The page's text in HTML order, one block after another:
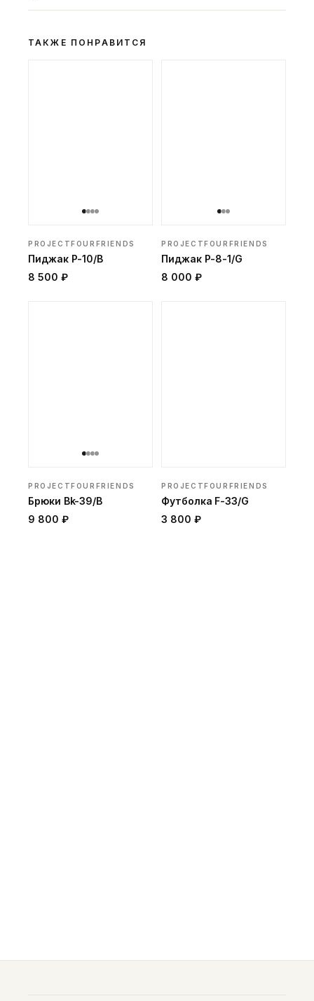
ТАКЖЕ ПОНРАВИТСЯ
PROJECTFOURFRIENDS
Пиджак P-10/B
8 500 ₽
PROJECTFOURFRIENDS
Пиджак P-8-1/G
8 000 ₽
PROJECTFOURFRIENDS
Брюки Bk-39/B
9 800 ₽
PROJECTFOURFRIENDS
Футболка F-33/G
3 800 ₽